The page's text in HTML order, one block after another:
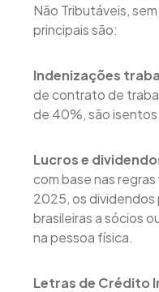
Não Tributáveis,
principais são:
Indenizações
de contrato de
de 40%, são
Lucros e
com base nas
2025, os dividendos
brasileiras a sócios
na pessoa física.
Letras de Crédito